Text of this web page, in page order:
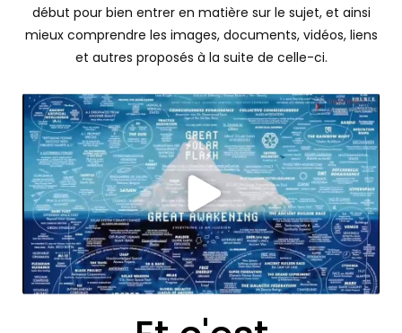
début pour bien entrer en matière sur le sujet, et ainsi
mieux comprendre les images, documents, vidéos, liens
et autres proposés à la suite de celle-ci.